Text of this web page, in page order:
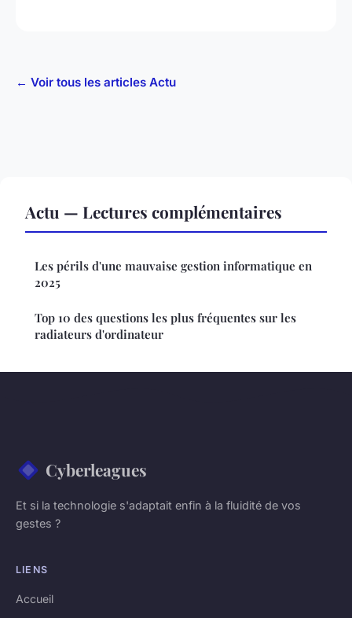
← Voir tous les articles Actu
Actu — Lectures complémentaires
Les périls d'une mauvaise gestion informatique en
2025
Top 10 des questions les plus fréquentes sur les
radiateurs d'ordinateur
Cyberleagues
Et si la technologie s'adaptait enfin à la fluidité de vos
gestes ?
LIENS
Accueil